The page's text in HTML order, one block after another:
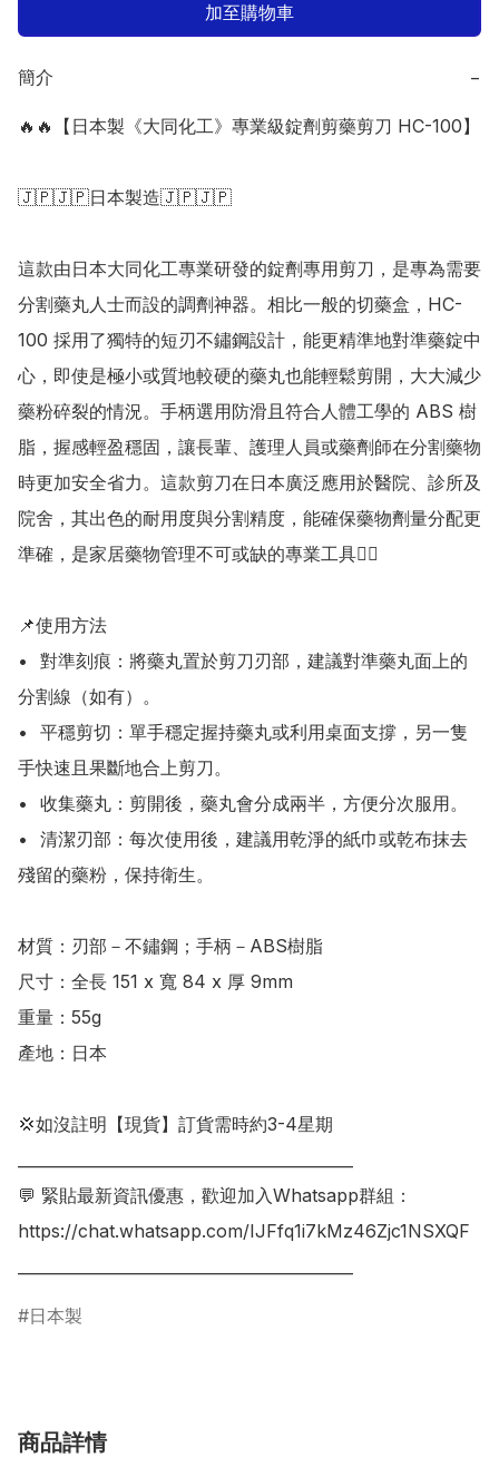
加至購物車
簡介 −
🔥🔥【日本製《大同化工》專業級錠劑剪藥剪刀 HC-100】
🇯🇵🇯🇵日本製造🇯🇵🇯🇵
這款由日本大同化工專業研發的錠劑專用剪刀，是專為需要
分割藥丸人士而設的調劑神器。相比一般的切藥盒，HC-
100 採用了獨特的短刃不鏽鋼設計，能更精準地對準藥錠中
心，即使是極小或質地較硬的藥丸也能輕鬆剪開，大大減少
藥粉碎裂的情況。手柄選用防滑且符合人體工學的 ABS 樹
脂，握感輕盈穩固，讓長輩、護理人員或藥劑師在分割藥物
時更加安全省力。這款剪刀在日本廣泛應用於醫院、診所及
院舍，其出色的耐用度與分割精度，能確保藥物劑量分配更
準確，是家居藥物管理不可或缺的專業工具👍🏻
📌使用方法
•	對準刻痕：將藥丸置於剪刀刃部，建議對準藥丸面上的
分割線（如有）。
•	平穩剪切：單手穩定握持藥丸或利用桌面支撐，另一隻
手快速且果斷地合上剪刀。
•	收集藥丸：剪開後，藥丸會分成兩半，方便分次服用。
•	清潔刃部：每次使用後，建議用乾淨的紙巾或乾布抹去
殘留的藥粉，保持衛生。
材質：刃部－不鏽鋼；手柄－ABS樹脂
尺寸：全長 151 x 寬 84 x 厚 9mm
重量：55g
產地：日本
💢如沒註明【現貨】訂貨需時約3-4星期
💬 緊貼最新資訊優惠，歡迎加入Whatsapp群組：
https://chat.whatsapp.com/IJFfq1i7kMz46Zjc1NSXQF
日本製
商品詳情